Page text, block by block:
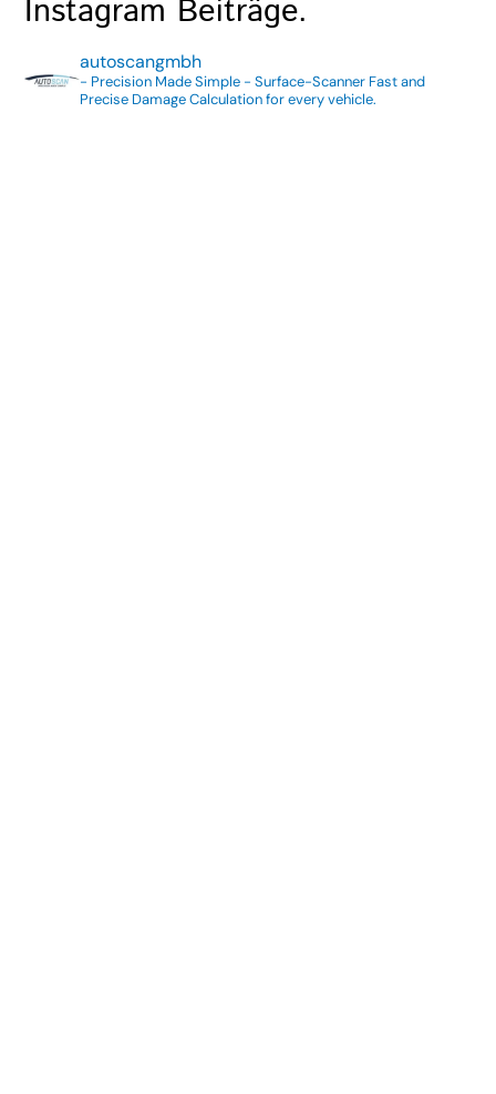
Instagram Beiträge.
autoscangmbh
- Precision Made Simple - Surface-Scanner Fast and
Precise Damage Calculation for every vehicle.